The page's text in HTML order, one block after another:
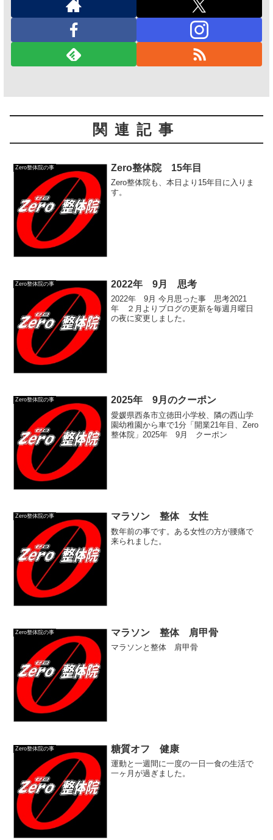
関連記事
Zero整体院の事 Zero整体院 15年目
Zero整体院も、本日より15年目に入りま
す。
Zero整体院の事 2022年 9月 思考
2022年 9月 今月思った事 思考2021
年 ２月よりブログの更新を毎週月曜日
の夜に変更しました。
Zero整体院の事 2025年 9月のクーポン
愛媛県西条市立徳田小学校、隣の西山学
園幼稚園から車で1分「開業21年目、Zero
整体院」2025年 9月 クーポン
Zero整体院の事 マラソン 整体 女性
数年前の事です。ある女性の方が腰痛で
来られました。
Zero整体院の事 マラソン 整体 肩甲骨
マラソンと整体 肩甲骨
Zero整体院の事 糖質オフ 健康
運動と一週間に一度の一日一食の生活で
一ヶ月が過ぎました。